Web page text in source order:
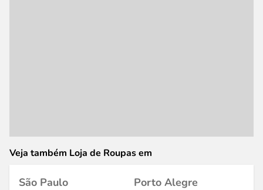
Veja também Loja de Roupas em
São Paulo
Porto Alegre